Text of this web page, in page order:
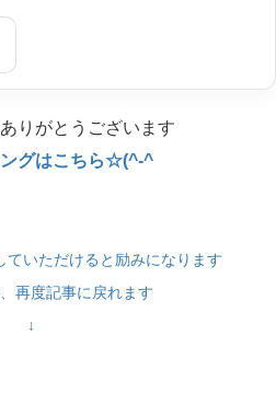
りがとうございます
ングはこちら☆(^-^
ていただけると励みになります
再度記事に戻れます
↓